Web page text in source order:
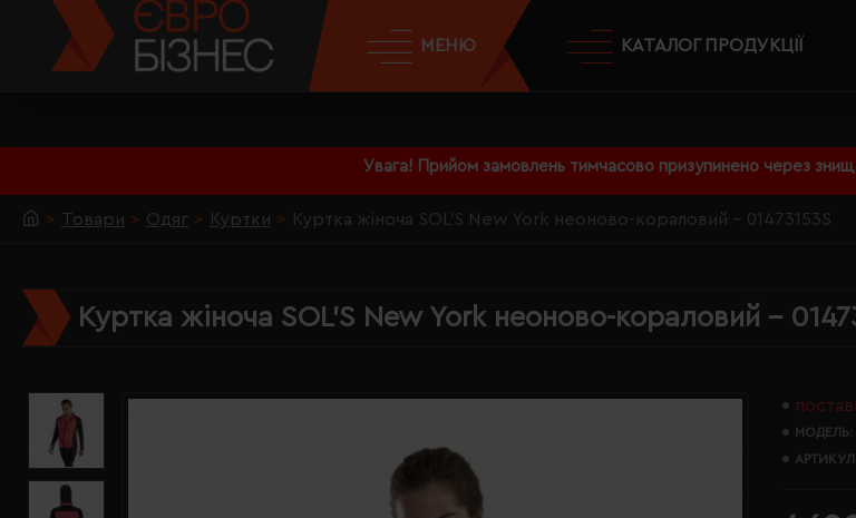
Увага! Прийом замовлень тимчасово призупинено через
МЕНЮ КАТАЛОГ ПРОДУКЦІЇ
Товари Одяг Куртки Куртка жіноча SOL'S New York неоново-кораловий - 01473153S
Куртка жіноча SOL'S New York неоново-кораловий -
МОДЕЛЬ:
АРТИКУЛ: